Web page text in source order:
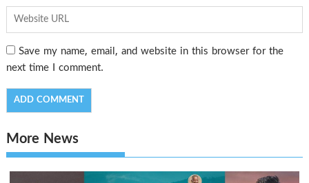
Save my name, email, and website in this browser for the
next time I comment.
More News